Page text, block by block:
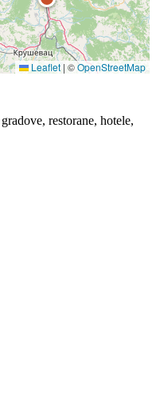
Leaflet | ©OpenStreetMap
restorane, hotele,